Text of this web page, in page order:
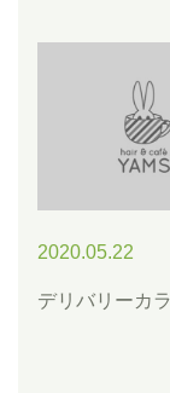
2020.05.22
デリバリーカ